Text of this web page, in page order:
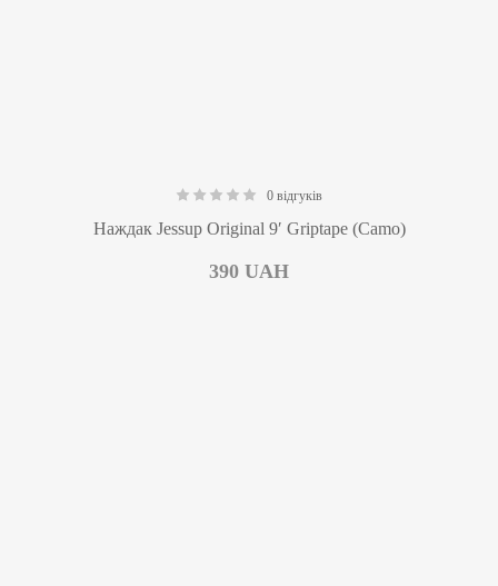
0 відгуків
Наждак Jessup Original 9′ Griptape (Camo)
390 UAH